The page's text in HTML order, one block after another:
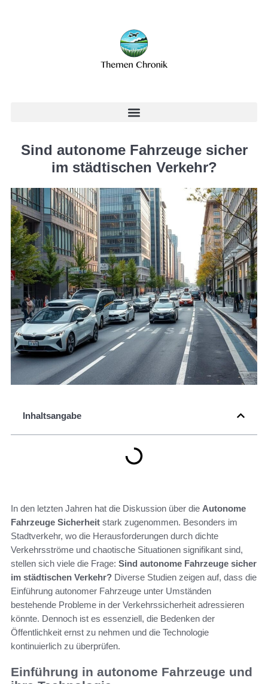
Sind autonome Fahrzeuge sicher
im städtischen Verkehr?
Inhaltsangabe
In den letzten Jahren hat die Diskussion über die Autonome
Fahrzeuge Sicherheit stark zugenommen. Besonders im
Stadtverkehr, wo die Herausforderungen durch dichte
Verkehrsströme und chaotische Situationen signifikant sind,
stellen sich viele die Frage: Sind autonome Fahrzeuge sicher
im städtischen Verkehr? Diverse Studien zeigen auf, dass die
Einführung autonomer Fahrzeuge unter Umständen
bestehende Probleme in der Verkehrssicherheit adressieren
könnte. Dennoch ist es essenziell, die Bedenken der
Öffentlichkeit ernst zu nehmen und die Technologie
kontinuierlich zu überprüfen.
Einführung in autonome Fahrzeuge und